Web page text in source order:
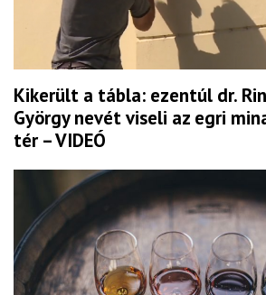
Kikerült a tábla: ezentúl dr.
György nevét viseli az egri
tér – VIDEÓ